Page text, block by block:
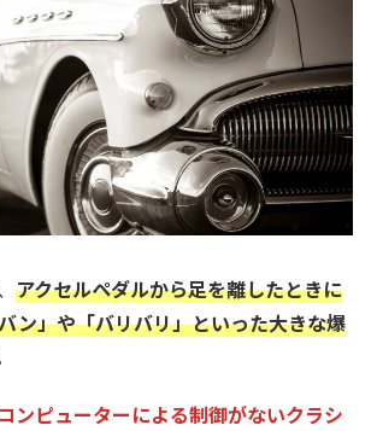
アクセルペダルから足を離したときに
ン」や「バリバリ」といった大きな爆
ンピューターによる制御がないクラシ